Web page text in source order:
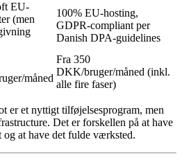
EU-
(men
100% EU-hosting,
GDPR-compliant per
Danish DPA-guidelines
måned
Fra 350
DKK/bruger/måned (inkl.
alle fire faser)
er et nyttigt tilføjelsesprogram, men
Det er forskellen på at have
at have det fulde værksted.